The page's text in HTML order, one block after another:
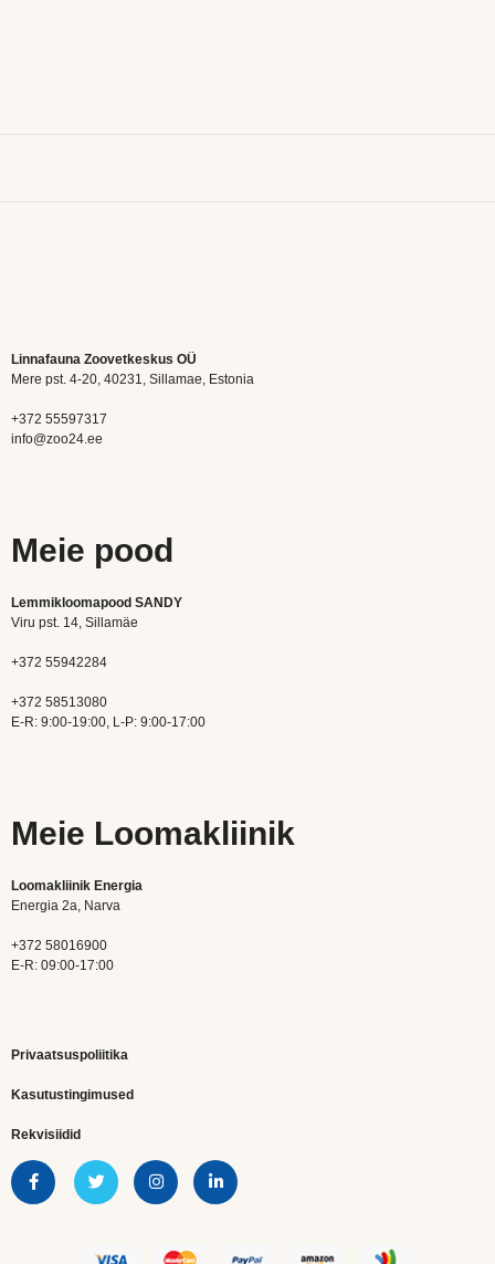
Linnafauna Zoovetkeskus OÜ
Mere pst. 4-20, 40231, Sillamae, Estonia
+372 55597317
info@zoo24.ee
Meie pood
Lemmikloomapood SANDY
Viru pst. 14, Sillamäe
+372 55942284
+372 58513080
E-R: 9:00-19:00, L-P: 9:00-17:00
Meie Loomakliinik
Loomakliinik Energia
Energia 2a, Narva
+372 58016900
E-R: 09:00-17:00
Privaatsuspoliitika
Kasutustingimused
Rekvisiidid